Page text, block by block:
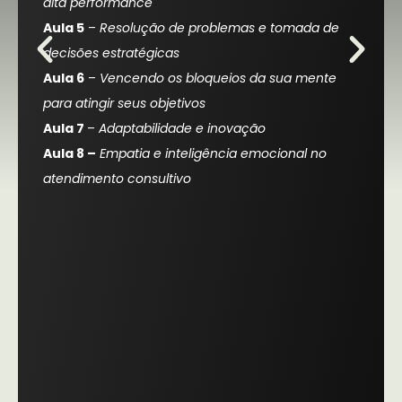
Aula 5 – Resolução de problemas e tomada de
decisões estratégicas
Aula 6 – Vencendo os bloqueios da sua mente
para atingir seus objetivos
Aula 7 – Adaptabilidade e inovação
Aula 8 – Empatia e inteligência emocional no
atendimento consultivo